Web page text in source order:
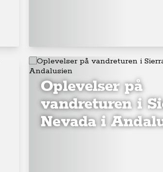
Oplevelser på
vandreturen i
Nevada i